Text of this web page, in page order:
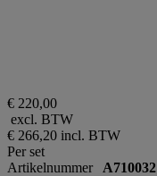
€ 220,00
excl. BTW
€ 266,20 incl. BTW
Per set
Artikelnummer A710032